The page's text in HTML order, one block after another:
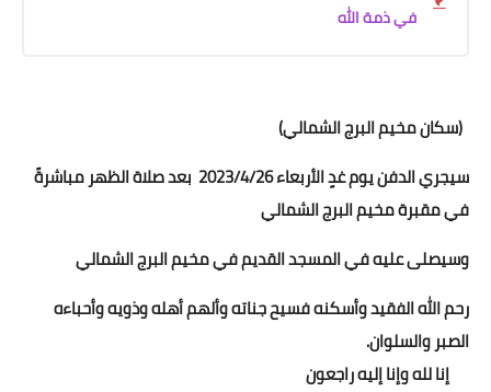
في ذمة الله
(سكان مخيم البرج الشمالي)
سيجري الدفن يوم غدٍ الأربعاء 2023/4/26 بعد صلاة الظهر مباشرةً
في مقبرة مخيم البرج الشمالي
وسيصلى عليه في المسجد القديم في مخيم البرج الشمالي
رحم الله الفقيد وأسكنه فسيح جناته وألهم أهله وذويه وأحباءه
الصبر والسلوان.
إنا لله وإنا إليه راجعون